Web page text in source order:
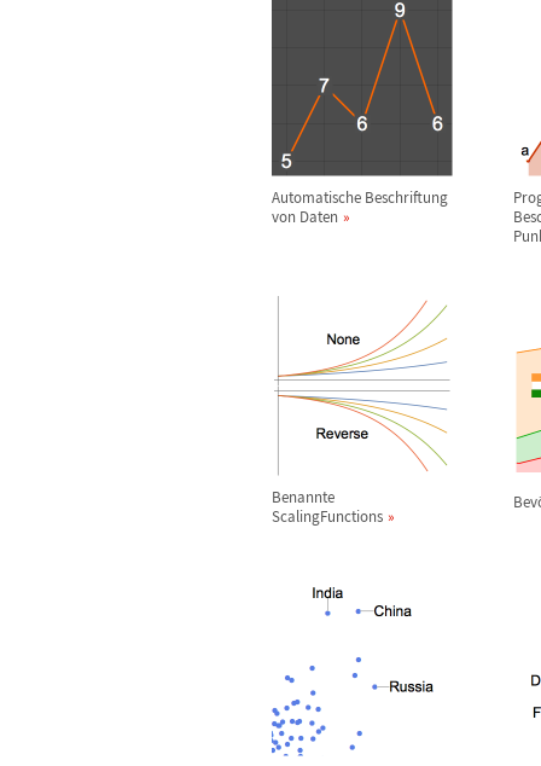
Automatische Beschriftung
von Daten
Benannte
ScalingFunctions
Bev